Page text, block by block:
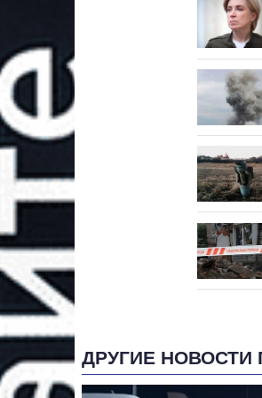
ДРУГИЕ НОВОСТИ